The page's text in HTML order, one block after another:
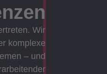
Wir
komplexe
– und